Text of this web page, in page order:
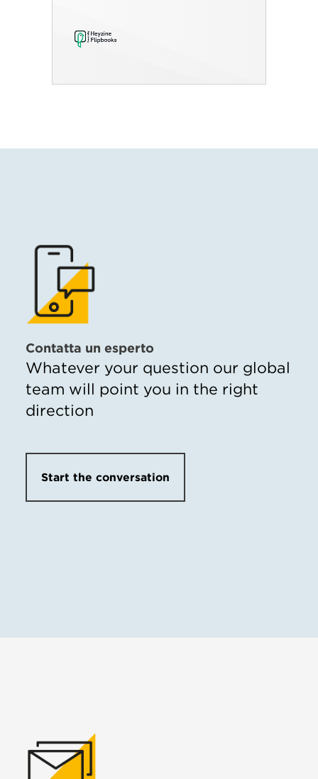
Contatta un esperto
Whatever your question our global
team will point you in the right
direction
Start the conversation